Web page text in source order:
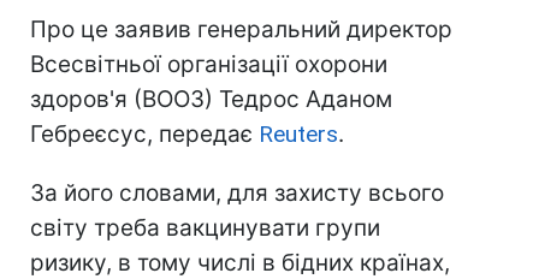
Про це заявив генеральний директор
Всесвітньої організації охорони
здоров'я (ВООЗ) Тедрос Аданом
Гебреєсус, передає Reuters.
За його словами, для захисту всього
світу треба вакцинувати групи
ризику, в тому числі в бідних країнах,